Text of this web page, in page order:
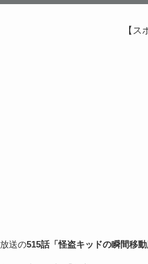
【ス
放送の515話「怪盗キッドの瞬間移動